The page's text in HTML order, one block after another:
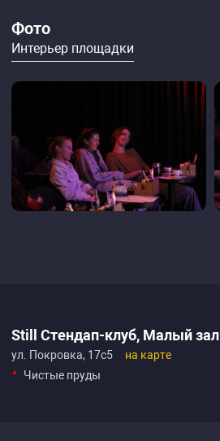
Фото
Интерьер площадки
Still Стендап-клуб, Малый зал
ул. Покровка, 17с5
на карте
Чистые пруды